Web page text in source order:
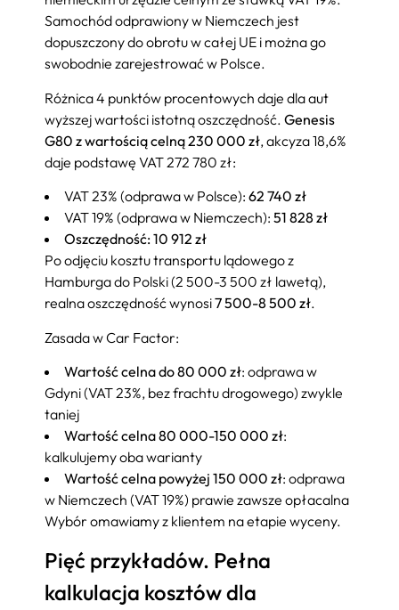
Samochód odprawiony w Niemczech jest
dopuszczony do obrotu w całej UE i można go
swobodnie zarejestrować w Polsce.
Różnica 4 punktów procentowych daje dla aut
wyższej wartości istotną oszczędność. Genesis
G80 z wartością celną 230 000 zł, akcyza 18,6%
daje podstawę VAT 272 780 zł:
VAT 23% (odprawa w Polsce): 62 740 zł
VAT 19% (odprawa w Niemczech): 51 828 zł
Oszczędność: 10 912 zł
Po odjęciu kosztu transportu lądowego z
Hamburga do Polski (2 500-3 500 zł lawetą),
realna oszczędność wynosi7 500-8 500 zł.
Zasada w Car Factor:
Wartość celna do 80 000 zł: odprawa w
Gdyni (VAT 23%, bez frachtu drogowego) zwykle
taniej
Wartość celna 80 000-150 000 zł:
kalkulujemy oba warianty
Wartość celna powyżej 150 000 zł: odprawa
w Niemczech (VAT 19%) prawie zawsze opłacalna
Wybór omawiamy z klientem na etapie wyceny.
Pięć przykładów. Pełna
kalkulacja kosztów dla